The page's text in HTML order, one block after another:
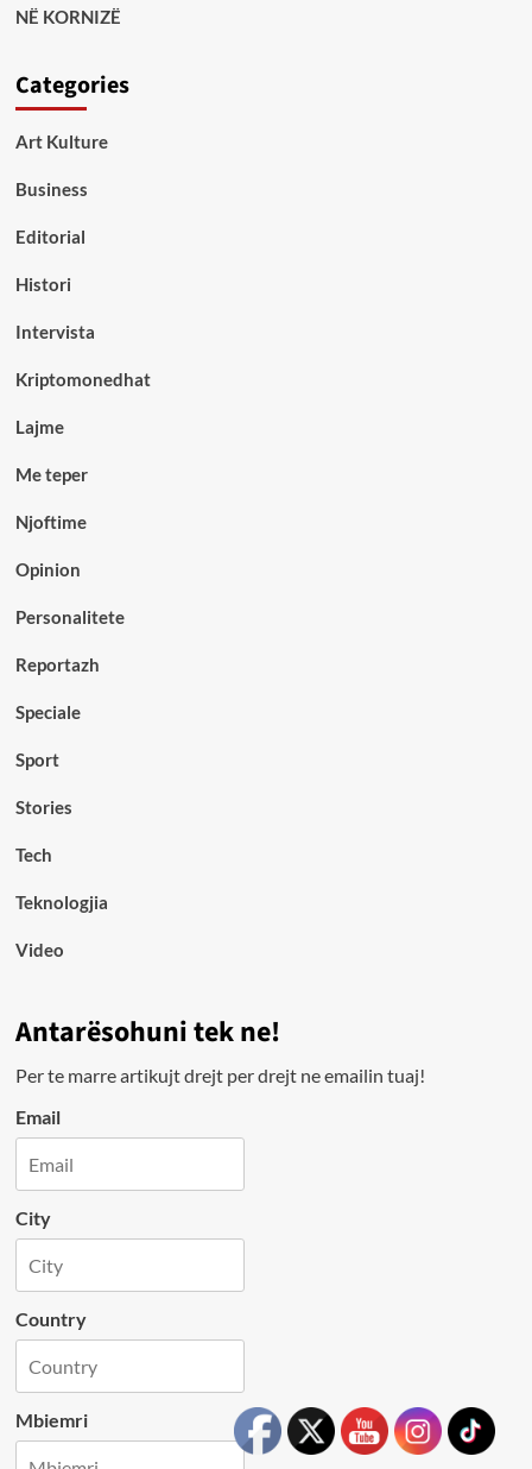
NË KORNIZË
Categories
Art Kulture
Business
Editorial
Histori
Intervista
Kriptomonedhat
Lajme
Me teper
Njoftime
Opinion
Personalitete
Reportazh
Speciale
Sport
Stories
Tech
Teknologjia
Video
Antarësohuni tek ne!
Per te marre artikujt drejt per drejt ne emailin tuaj!
Email
City
Country
Mbiemri